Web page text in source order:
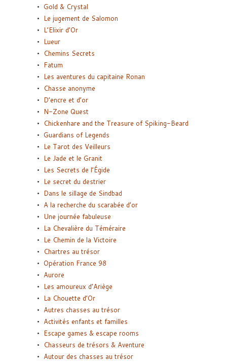
Gold & Crystal
Le jugement de Salomon
L’Elixir d’Or
Lueur
Chemins Secrets
Fatum
Les aventures du capitaine Ronan
Chasse anonyme
D’encre et d’or
N-Zone Quest
Chickenhare and the Treasure of Spiking-Beard
Guardians of Legends
Le Tarot des Veilleurs
Le Jade et le Granit
Les Secrets de l’Égide
Le secret du destrier
Dans le sillage de Sindbad
A la recherche du scarabée d’or
Une journée fabuleuse
La Chevalière du Téméraire
Le Chemin de la Victoire
Chartres au trésor
Opération France 98
Aurore
Les amoureux d’Ariège
La Chouette d’Or
Autres chasses au trésor
Activités enfants et familles
Escape games & escape rooms
Chasseurs de trésors & Aventure
Autour des chasses au trésor